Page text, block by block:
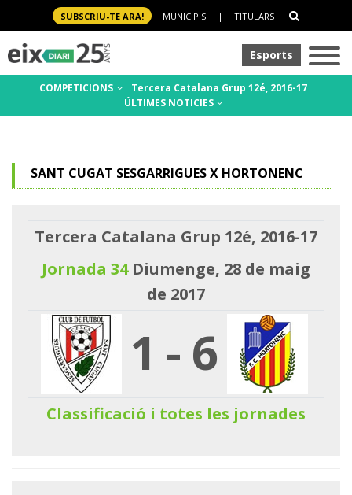
SUBSCRIU-TE ARA! MUNICIPIS | TITULARS
Esports
COMPETICIONS
Tercera Catalana Grup 12é, 2016-17
ÚLTIMES NOTICIES
SANT CUGAT SESGARRIGUES X HORTONENC
Tercera Catalana Grup 12é, 2016-17
Jornada 34Diumenge, 28 de maig
de 2017
1 - 6
Classificació i totes les jornades